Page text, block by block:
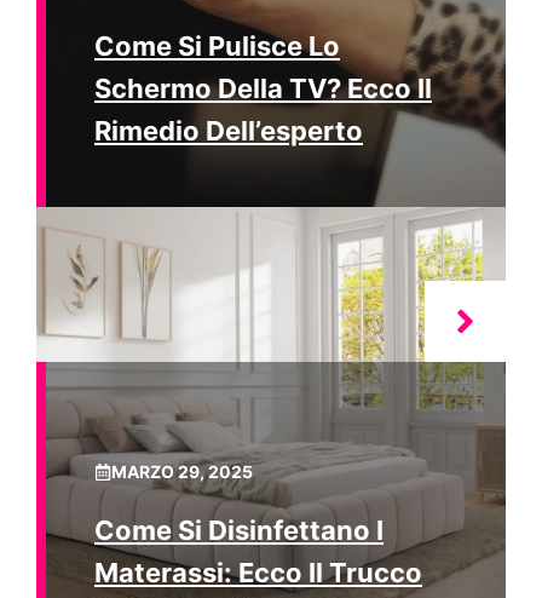
Come Si Pulisce Lo
Schermo Della TV? Ecco Il
Rimedio Dell’esperto
MARZO 29, 2025
Come Si Disinfettano I
Materassi: Ecco Il Trucco